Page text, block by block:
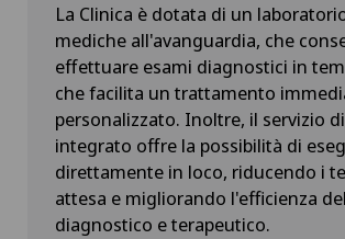
La Clinica è dotata di un
mediche all'avanguardia, che
effettuare esami diagnostici in
che facilita un trattamento
personalizzato. Inoltre, il servizio
integrato offre la possibilità di
direttamente in loco, riducendo i
attesa e migliorando l'efficienza
diagnostico e terapeutico.